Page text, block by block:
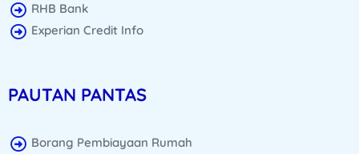
RHB Bank
Experian Credit Info
PAUTAN PANTAS
Borang Pembiayaan Rumah